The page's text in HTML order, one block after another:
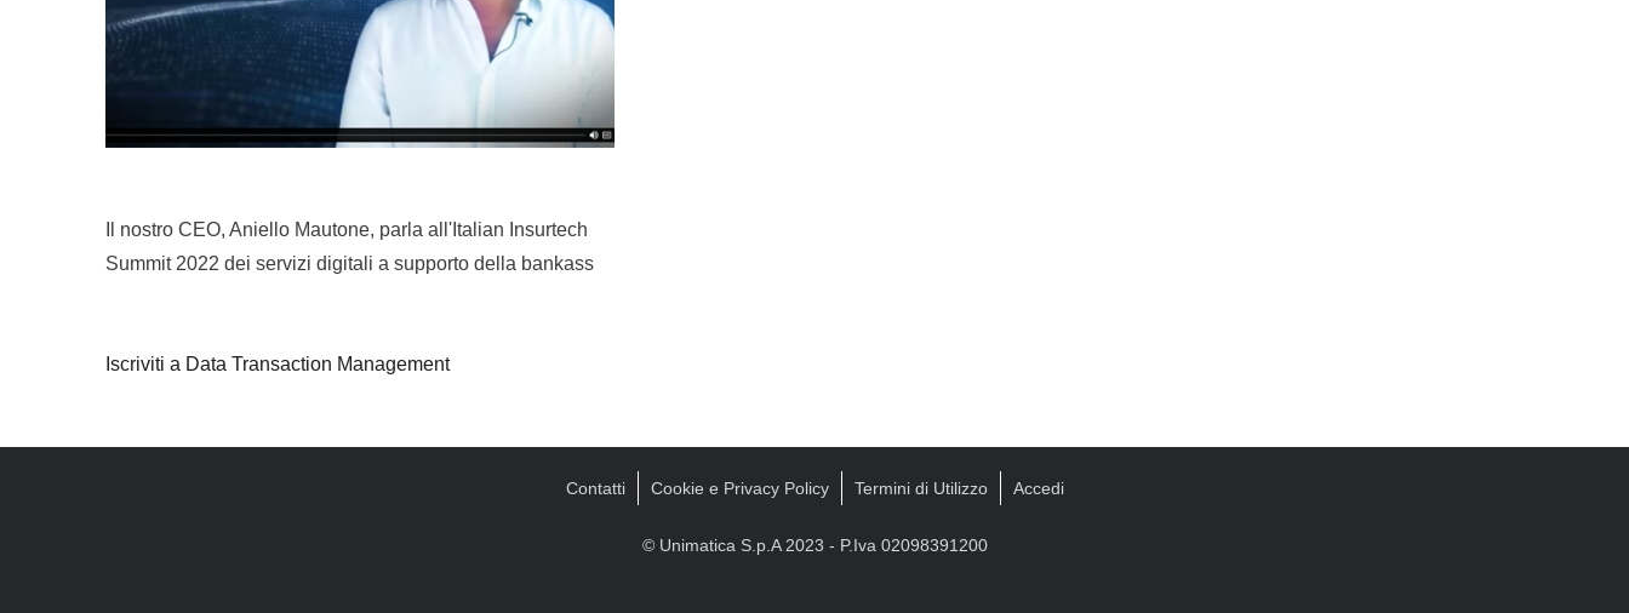
Il nostro CEO, Aniello Mautone, parla all'Italian Insurtech
Summit 2022 dei servizi digitali a supporto della bankass
Iscriviti a Data Transaction Management
Contatti Cookie e Privacy Policy Termini di Utilizzo Accedi
© Unimatica S.p.A 2023 - P.Iva 02098391200